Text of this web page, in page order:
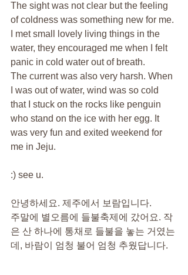
The sight was not clear but the feeling
of coldness was something new for me.
I met small lovely living things in the
water, they encouraged me when I felt
panic in cold water out of breath.
The current was also very harsh. When
I was out of water, wind was so cold
that I stuck on the rocks like penguin
who stand on the ice with her egg. It
was very fun and exited weekend for
me in Jeju.
:) see u.
안녕하세요. 제주에서 보람입니다.
주말에 별오름에 들불축제에 갔어요. 작
은 산 하나에 통채로 들불을 놓는 거였는
데, 바람이 엄청 불어 엄청 추웠답니다.